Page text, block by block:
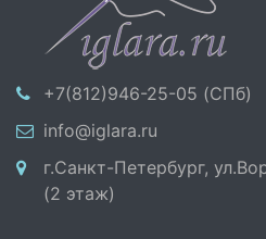
+7(812)946-25-05 (СПб)
info@iglara.ru
г.Санкт-Петербург,
(2 этаж)